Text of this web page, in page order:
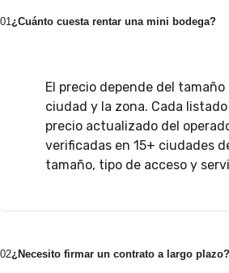
01 ¿Cuánto cuesta rentar una mini bodega?
El precio depende del tamaño
ciudad y la zona. Cada
precio actualizado del
verificadas en 15+ ciudades
tamaño, tipo de acceso y
02¿Necesito firmar un contrato a largo plazo?